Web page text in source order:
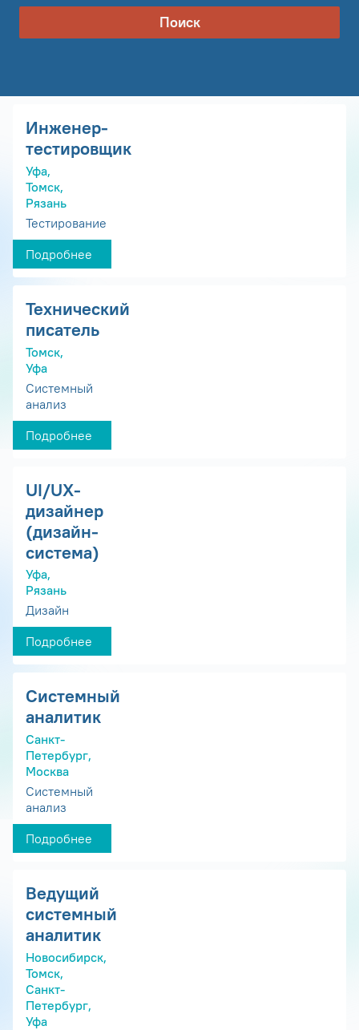
Поиск
Инженер-
тестировщик
Уфа,
Томск,
Рязань
Тестирование
Подробнее
Технический
писатель
Томск,
Уфа
Системный
анализ
Подробнее
UI/UX-
дизайнер
(дизайн-
система)
Уфа,
Рязань
Дизайн
Подробнее
Системный
аналитик
Санкт-
Петербург,
Москва
Системный
анализ
Подробнее
Ведущий
системный
аналитик
Новосибирск,
Томск,
Санкт-
Петербург,
Уфа